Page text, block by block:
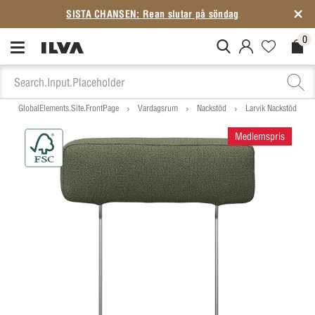
SISTA CHANSEN: Rean slutar på söndag
MitIlva.Login 0
GlobalElements.Site.FrontPage Vardagsrum Nackstöd Larvik Nackstöd
Medlemspris